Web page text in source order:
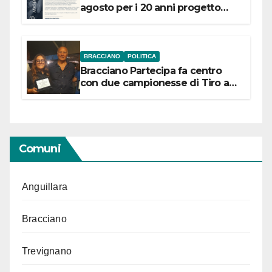
agosto per i 20 anni progetto
BRACCIANO POLITICA
Bracciano Partecipa fa centro
con due campionesse di Tiro a
Comuni
Anguillara
Bracciano
Trevignano